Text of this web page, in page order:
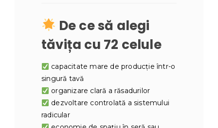
De ce să alegi
tăvița cu 72 celule
capacitate mare de producție într-o
singură tavă
organizare clară a răsadurilor
dezvoltare controlată a sistemului
radicular